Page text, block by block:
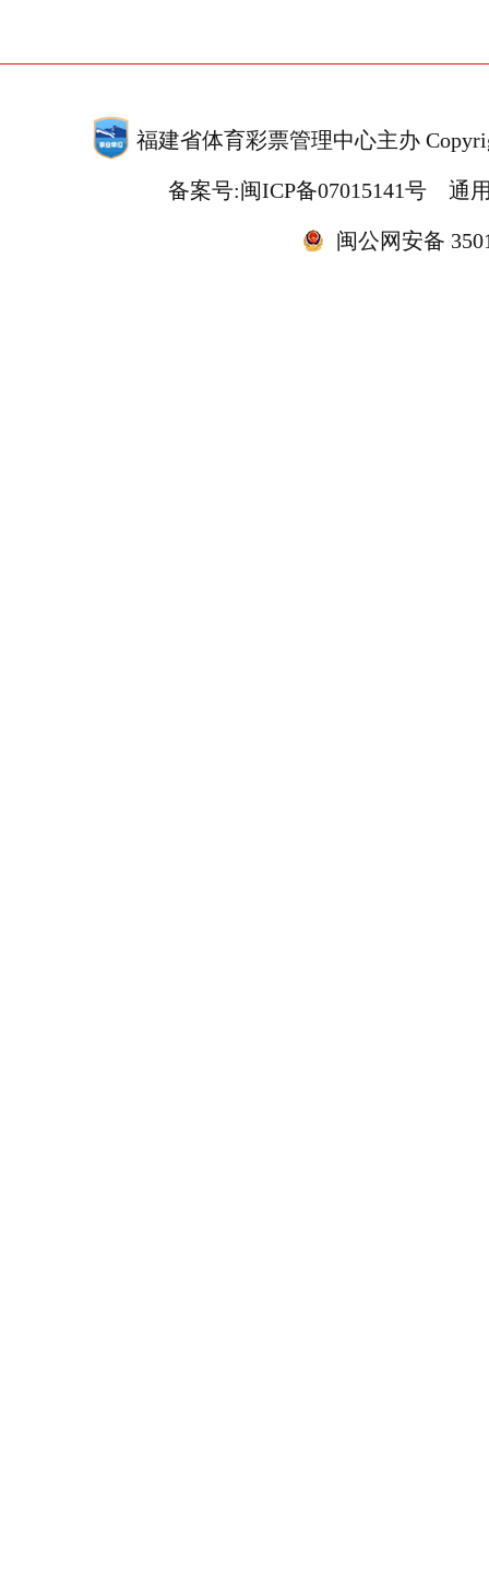
福建省体育彩票管理中心主办
备案号:闽ICP备07015141号 通用
闽公网安备